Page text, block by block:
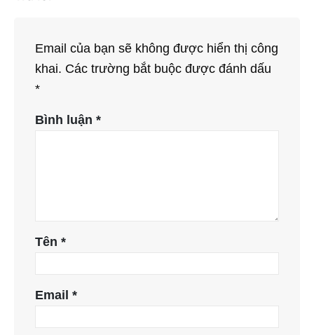
Email của bạn sẽ không được hiển thị công
khai. Các trường bắt buộc được đánh dấu
*
Bình luận *
Tên *
Email *